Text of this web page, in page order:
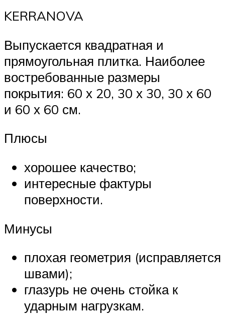
KERRANOVA
Выпускается квадратная и
прямоугольная плитка. Наиболее
востребованные размеры
покрытия: 60 х 20, 30 х 30, 30 х 60
и 60 х 60 см.
Плюсы
хорошее качество;
интересные фактуры
поверхности.
Минусы
плохая геометрия (исправляется
швами);
глазурь не очень стойка к
ударным нагрузкам.